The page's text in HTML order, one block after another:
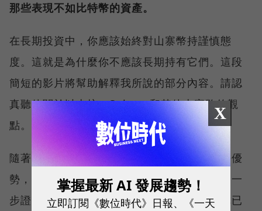
那些表現不如比特幣的資產。
在長期投資中，你應該始終對山寨幣持謹慎態
度。這就是為什麼你不應該長期持有它們。這段
簡短的影片將幫助解釋我所說的部分內容。請認
真聽他關於以太坊、Solana 和其他山寨幣的觀
點。
隨著時間的推移，山寨幣越來越難以找到競爭優
勢，因為它們逐漸削弱了市場信心。這只會進一
步證明，比特幣才是更好的投資選擇。如果你已
X
掌握最新 AI 發展趨勢！
立即訂閱《數位時代》日報、《一天